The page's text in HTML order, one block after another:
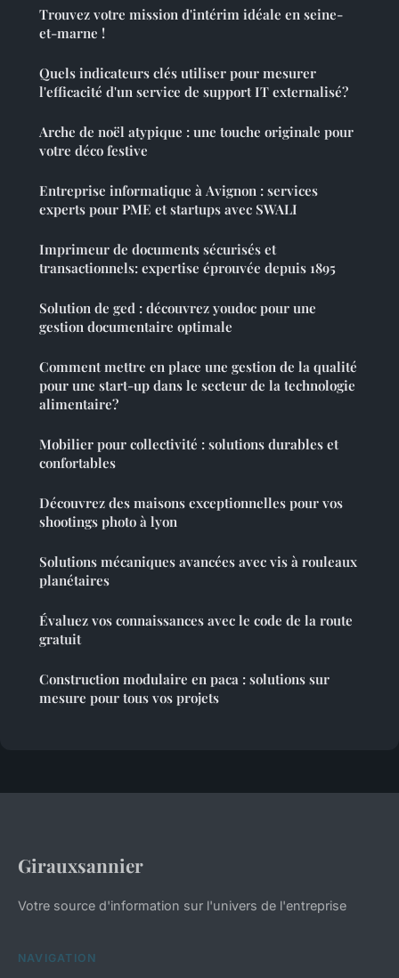
Trouvez votre mission d'intérim idéale en seine-
et-marne !
Quels indicateurs clés utiliser pour mesurer
l'efficacité d'un service de support IT externalisé?
Arche de noël atypique : une touche originale pour
votre déco festive
Entreprise informatique à Avignon : services
experts pour PME et startups avec SWALI
Imprimeur de documents sécurisés et
transactionnels: expertise éprouvée depuis 1895
Solution de ged : découvrez youdoc pour une
gestion documentaire optimale
Comment mettre en place une gestion de la qualité
pour une start-up dans le secteur de la technologie
alimentaire?
Mobilier pour collectivité : solutions durables et
confortables
Découvrez des maisons exceptionnelles pour vos
shootings photo à lyon
Solutions mécaniques avancées avec vis à rouleaux
planétaires
Évaluez vos connaissances avec le code de la route
gratuit
Construction modulaire en paca : solutions sur
mesure pour tous vos projets
Girauxsannier
Votre source d'information sur l'univers de l'entreprise
NAVIGATION